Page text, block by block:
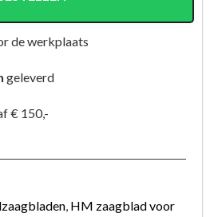
de werkplaats
geleverd
€ 150,-
, HM zaagblad voor